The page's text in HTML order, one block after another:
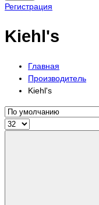
Регистрация
Kiehl's
Главная
Производитель
Kiehl's